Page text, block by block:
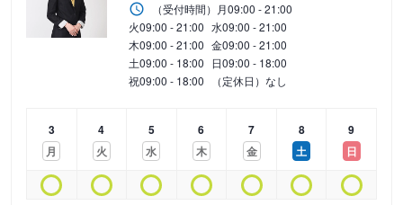
（受付時間） 月09:00 - 21:00
火09:00 - 21:00 水09:00 - 21:00
木09:00 - 21:00 金09:00 - 21:00
土09:00 - 18:00 日09:00 - 18:00
祝09:00 - 18:00 （定休日）なし
3
月
4
火
5
水
6
木
7
金
8
土
9
日